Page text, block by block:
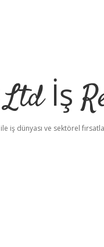
İş
iş dünyası ve sektörel